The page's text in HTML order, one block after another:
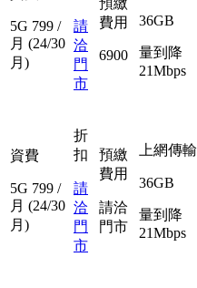
5G 799 /
月 (24/30
月)
請
洽
門
市
費用
6900
36GB
量到降
21Mbps
資費
5G 799 /
月 (24/30
月)
折
扣
請
洽
門
市
預繳
費用
請洽
門市
上網傳
36GB
量到降
21Mbps